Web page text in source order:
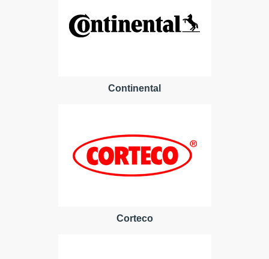
Continental
Corteco